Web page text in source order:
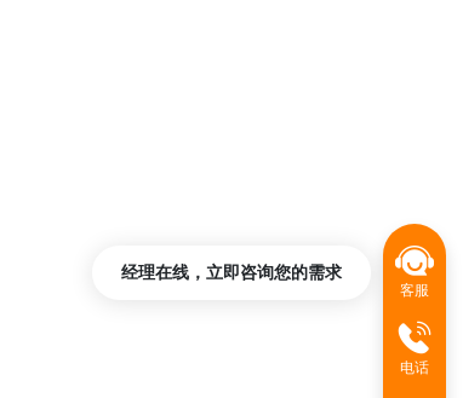
客服
电话
经理在线，立即咨询您的需求